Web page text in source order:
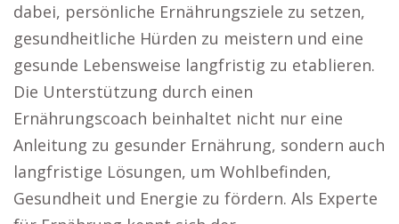
dabei, persönliche Ernährungsziele zu setzen,
gesundheitliche Hürden zu meistern und eine
gesunde Lebensweise langfristig zu etablieren.
Die Unterstützung durch einen
Ernährungscoach beinhaltet nicht nur eine
Anleitung zu gesunder Ernährung, sondern auch
langfristige Lösungen, um Wohlbefinden,
Gesundheit und Energie zu fördern. Als Experte